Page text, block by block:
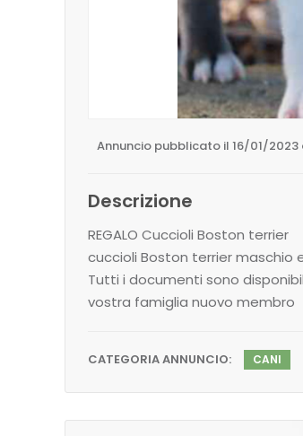
Annuncio pubblicato il 16/01/2023
Descrizione
REGALO Cuccioli Boston terrier
cuccioli Boston terrier maschio
Tutti i documenti sono
vostra famiglia nuovo membro
CATEGORIA ANNUNCIO: CANI